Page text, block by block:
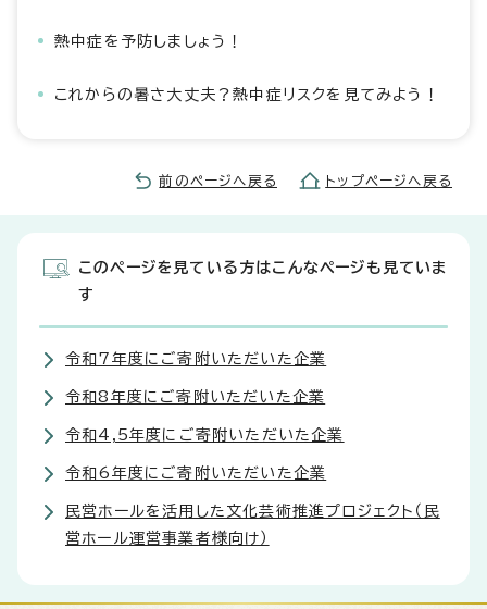
熱中症を予防しましょう！
これからの暑さ大丈夫？熱中症リスクを見てみよう！
前のページへ戻る トップページへ戻る
このページを見ている方はこんなページも見ていま
す
令和7年度にご寄附いただいた企業
令和8年度にご寄附いただいた企業
令和4,5年度にご寄附いただいた企業
令和6年度にご寄附いただいた企業
民営ホールを活用した文化芸術推進プロジェクト（民
営ホール運営事業者様向け）